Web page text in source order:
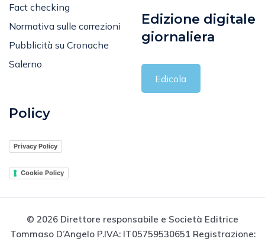
Fact checking
Normativa sulle correzioni
Pubblicità su Cronache
Salerno
Edizione digitale
giornaliera
Edicola
Policy
Privacy Policy
Cookie Policy
© 2026 Direttore responsabile e Società Editrice
Tommaso D’Angelo P.IVA: IT05759530651 Registrazione: